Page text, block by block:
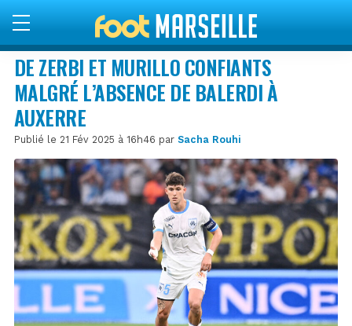
DE ZERBI ET MURILLO CONFIANTS
MALGRÉ L’ABSENCE DE BALERDI À
AUXERRE
Publié le 21 Fév 2025 à 16h46 par Sacha Rouhi